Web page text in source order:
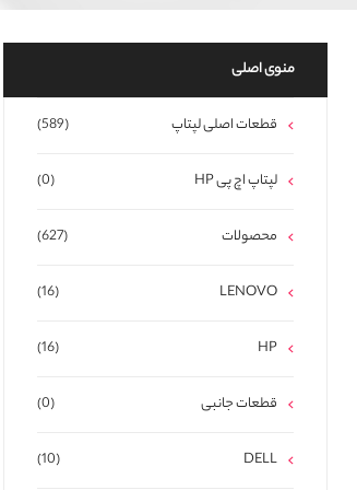
منوی اصلی
(589) قطعات اصلی لپتاپ
(0) لپتاپ اچ پی HP
(627) محصولات
(16) LENOVO
(16) HP
(0) قطعات جانبی
(10) DELL